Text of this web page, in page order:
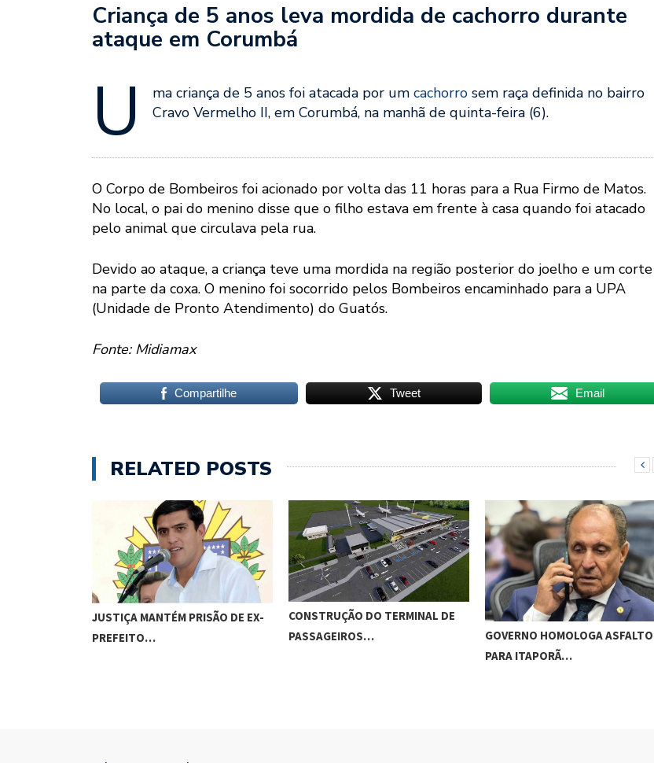
Criança de 5 anos leva mordida de cachorro durante
ataque em Corumbá
U ma criança de 5 anos foi atacada por um cachorro sem raça definida no bairro
Cravo Vermelho II, em Corumbá, na manhã de quinta-feira (6).
O Corpo de Bombeiros foi acionado por volta das 11 horas para a Rua Firmo de Matos.
No local, o pai do menino disse que o filho estava em frente à casa quando foi atacado
pelo animal que circulava pela rua.
Devido ao ataque, a criança teve uma mordida na região posterior do joelho e um corte
na parte da coxa. O menino foi socorrido pelos Bombeiros encaminhado para a UPA
(Unidade de Pronto Atendimento) do Guatós.
Fonte: Midiamax
Compartilhe Tweet Email
RELATED POSTS
JUSTIÇA MANTÉM PRISÃO DE EX-
PREFEITO…
CONSTRUÇÃO DO TERMINAL DE
PASSAGEIROS…
GOVERNO HOMOLOGA ASFALTO
PARA ITAPORÃ…